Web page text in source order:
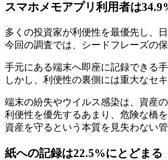
スマホメモアプリ利用者は
多くの投資家が利便性を最優先し、
今回の調査では、シードフレーズの
手元にある端末へ即座に記録できる
しかし、利便性の裏側には重大なセ
端末の紛失やウイルス感染は、資産
利便性を優先するあまり、危険な橋
資産を守るという本質を見失わない
紙への記録は22.5%にとどまる